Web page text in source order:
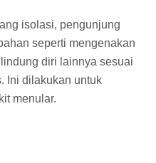
isolasi, pengunjung
seperti mengenakan
diri lainnya sesuai
Ini dilakukan untuk
menular.